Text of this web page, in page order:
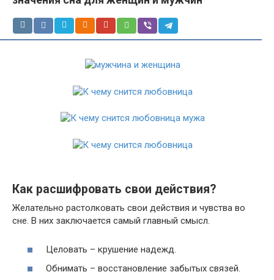
Как расшифровать свои действия?
Желательно растолковать свои действия и чувства во
сне. В них заключается самый главный смысл.
Целовать – крушение надежд.
Обнимать – восстановление забытых связей.